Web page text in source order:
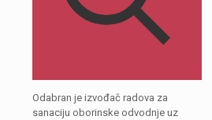
Odabran je izvođač radova za
sanaciju oborinske odvodnje uz